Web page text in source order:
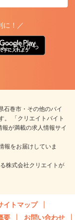
に！／
こちらから
石巻市・その他のバイ
。 「クリエイトバイト
が満載の求人情報サイ
報をお届けしていま
株式会社クリエイトが
イトマップ
要 お問い合わせ